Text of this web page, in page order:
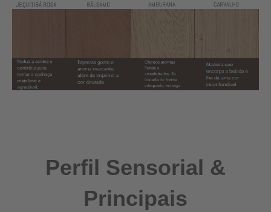
Perfil Sensorial &
Principais